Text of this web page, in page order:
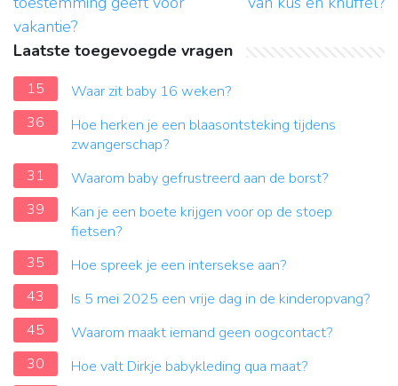
vakantie?
Laatste toegevoegde vragen
15
Waar zit baby 16 weken?
36
Hoe herken je een blaasontsteking tijdens
zwangerschap?
31
Waarom baby gefrustreerd aan de borst?
39
Kan je een boete krijgen voor op de stoep
fietsen?
35
Hoe spreek je een intersekse aan?
43
Is 5 mei 2025 een vrije dag in de kinderopvang?
45
Waarom maakt iemand geen oogcontact?
30
Hoe valt Dirkje babykleding qua maat?